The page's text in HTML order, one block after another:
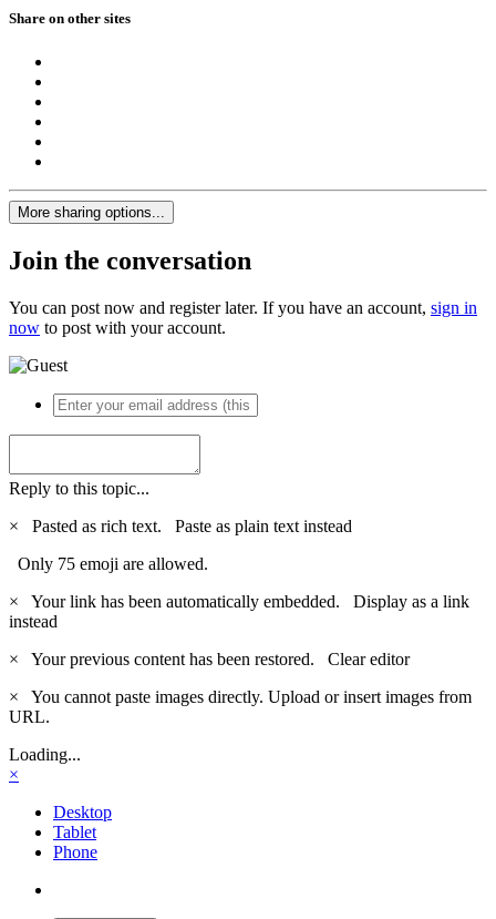
Share on other sites
More sharing options...
Join the conversation
You can post now and register later. If you have an account, sign in
now to post with your account.
Reply to this topic...
×
Pasted as rich text. Paste as plain text instead
Only 75 emoji are allowed.
×
Your link has been automatically embedded. Display as a link
instead
×
Your previous content has been restored. Clear editor
×
You cannot paste images directly. Upload or insert images from
URL.
Loading...
×
Desktop
Tablet
Phone